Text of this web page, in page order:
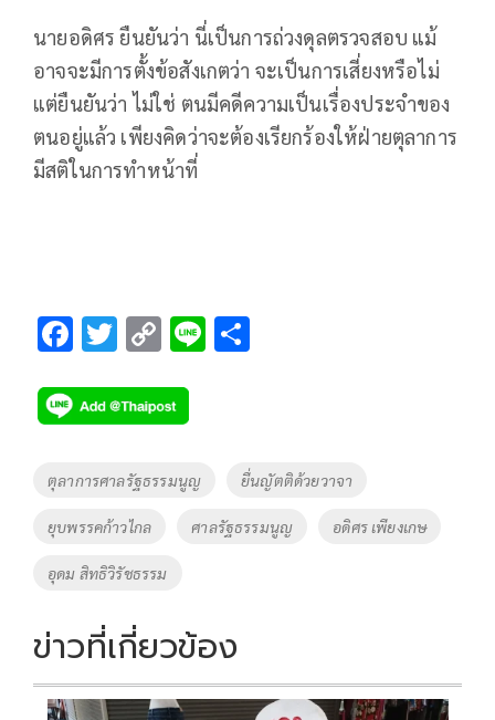
นายอดิศร ยืนยันว่า นี่เป็นการถ่วงดุลตรวจสอบ แม้
อาจจะมีการตั้งข้อสังเกตว่า จะเป็นการเสี่ยงหรือไม่
แต่ยืนยันว่า ไม่ใช่ ตนมีคดีความเป็นเรื่องประจำของ
ตนอยู่แล้ว เพียงคิดว่าจะต้องเรียกร้องให้ฝ่ายตุลาการ
มีสติในการทำหน้าที่
F
e
b
o
k
T
tt
er
C
p
y
Li
Li
Tags
ตุลาการศาลรัฐธรรมนูญ ยื่นญัตติด้วยวาจา
ยุบพรรคก้าวไกล ศาลรัฐธรรมนูญ อดิศร เพียงเกษ
อุดม สิทธิวิรัชธรรม
ข่าวที่เกี่ยวข้อง